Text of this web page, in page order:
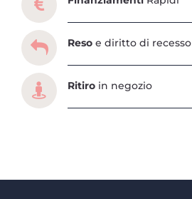
Reso e diritto di recesso
Ritiro in negozio